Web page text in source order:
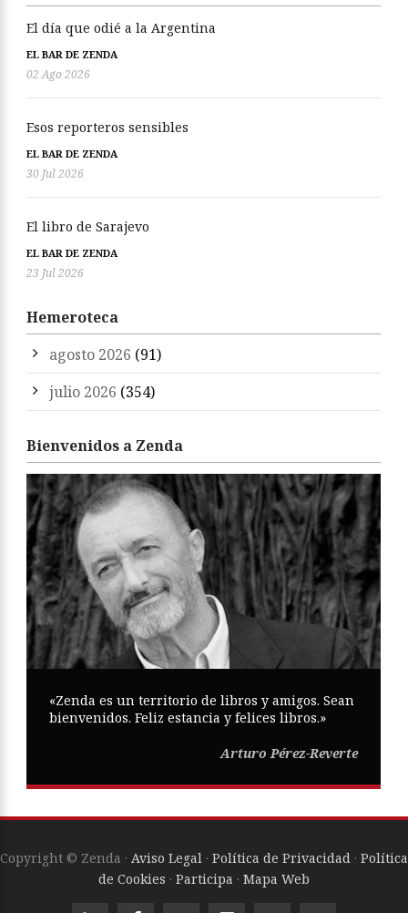
El día que odié a la Argentina
EL BAR DE ZENDA
02 Ago 2026
Esos reporteros sensibles
EL BAR DE ZENDA
30 Jul 2026
El libro de Sarajevo
EL BAR DE ZENDA
23 Jul 2026
Hemeroteca
agosto 2026 (91)
julio 2026 (354)
Bienvenidos a Zenda
«Zenda es un territorio de libros y amigos. Sean
bienvenidos. Feliz estancia y felices libros.»
Arturo Pérez-Reverte
Copyright © Zenda · Aviso Legal · Política de Privacidad · Política
de Cookies · Participa · Mapa Web